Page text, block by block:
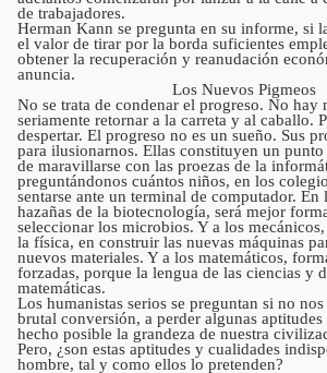
de trabajadores.
Herman Kann se pregunta en su informe, si
el valor de tirar por la borda suficientes
obtener la recuperación y reanudación
anuncia.
Los Nuevos Pigmeos
No se trata de condenar el progreso. No hay
seriamente retornar a la carreta y al caballo.
despertar. El progreso no es un sueño. Sus
para ilusionarnos. Ellas constituyen un
de maravillarse con las proezas de la
preguntándonos cuántos niños, en los
sentarse ante un terminal de computador. En
hazañas de la biotecnología, será mejor
seleccionar los microbios. Y a los
la física, en construir las nuevas máquinas
nuevos materiales. Y a los matemáticos,
forzadas, porque la lengua de las ciencias y
matemáticas.
Los humanistas serios se preguntan si no nos
brutal conversión, a perder algunas
hecho posible la grandeza de nuestra
Pero, ¿son estas aptitudes y cualidades
hombre, tal y como ellos lo pretenden?